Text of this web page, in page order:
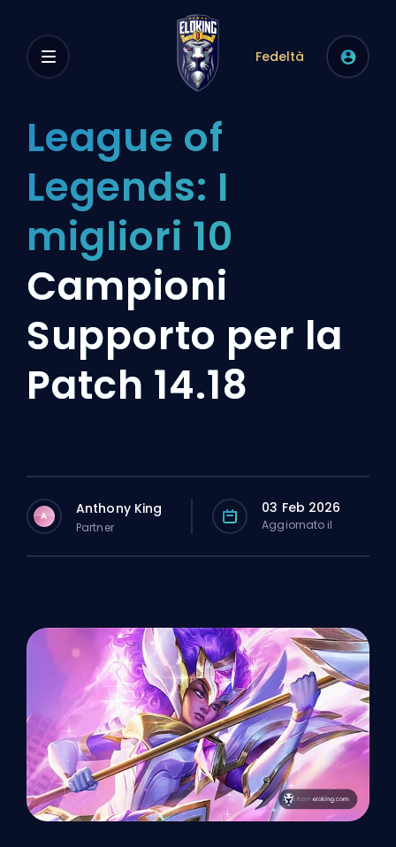
Fedeltà
League of
Legends: I
migliori 10
Campioni
Supporto per la
Patch 14.18
A Anthony King
Partner
03 Feb 2026
Aggiornato il